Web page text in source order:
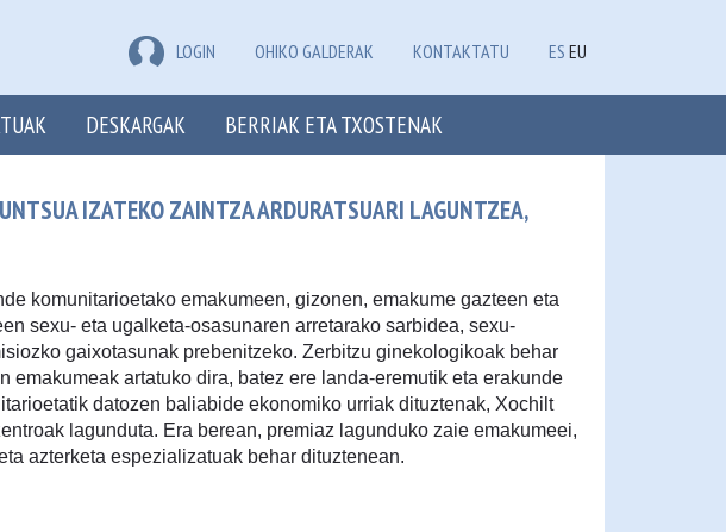
LOGIN OHIKO GALDERAK KONTAKTATU ES EU
DESKARGAK BERRIAK ETA TXOSTENAK
IZATEKO ZAINTZA ARDURATSUARI LAGUNTZEA,
komunitarioetako emakumeen, gizonen, emakume gazteen eta
sexu- eta ugalketa-osasunaren arretarako sarbidea, sexu-
gaixotasunak prebenitzeko. Zerbitzu ginekologikoak behar
emakumeak artatuko dira, batez ere landa-eremutik eta erakunde
datozen baliabide ekonomiko urriak dituztenak, Xochilt
lagunduta. Era berean, premiaz lagunduko zaie emakumeei,
azterketa espezializatuak behar dituztenean.